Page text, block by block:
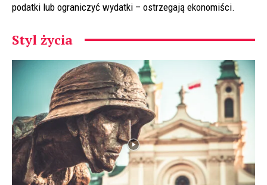
podatki lub ograniczyć wydatki – ostrzegają ekonomiści.
Styl życia